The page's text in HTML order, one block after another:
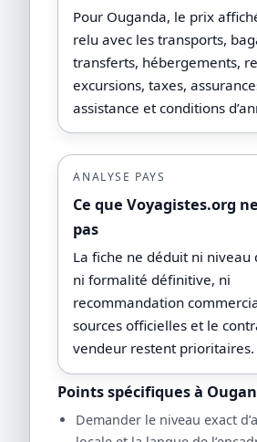
Pour Ouganda, le prix
relu avec les transports,
transferts, hébergements,
excursions, taxes,
assistance et conditions
ANALYSE PAYS
Ce que Voyagistes.org
pas
La fiche ne déduit ni niveau
ni formalité définitive, ni
recommandation
sources officielles et le
vendeur restent prioritaires.
Points spécifiques à
Demander le niveau exact